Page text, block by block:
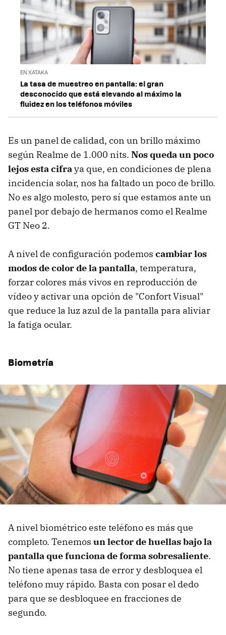
EN XATAKA
La tasa de muestreo en pantalla: el gran
desconocido que está elevando al máximo la
fluidez en los teléfonos móviles
Es un panel de calidad, con un brillo máximo
según Realme de 1.000 nits. Nos queda un poco
lejos esta cifraya que, en condiciones de plena
incidencia solar, nos ha faltado un poco de brillo.
No es algo molesto, pero sí que estamos ante un
panel por debajo de hermanos como el Realme
GT Neo 2.
A nivel de configuración podemos cambiar los
modos de color de la pantalla, temperatura,
forzar colores más vivos en reproducción de
vídeo y activar una opción de "Confort Visual"
que reduce la luz azul de la pantalla para aliviar
la fatiga ocular.
Biometría
A nivel biométrico este teléfono es más que
completo. Tenemos un lector de huellas bajo la
pantalla que funciona de forma sobresaliente.
No tiene apenas tasa de error y desbloquea el
teléfono muy rápido. Basta con posar el dedo
para que se desbloquee en fracciones de
segundo.